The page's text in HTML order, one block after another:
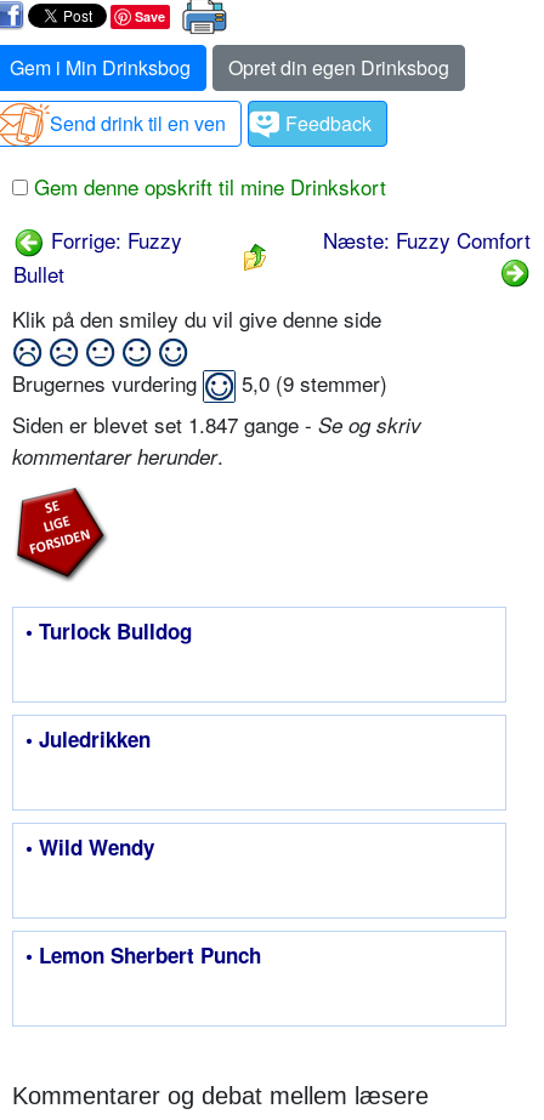
Save
Gem i Min Drinksbog
Opret din egen Drinksbog
Send drink til en ven
Feedback
Gem denne opskrift til mine Drinkskort
Forrige: Fuzzy
Bullet
Næste: Fuzzy Comfort
Klik på den smiley du vil give denne side
Brugernes vurdering 5,0 (9 stemmer)
Siden er blevet set 1.847 gange - Se og skriv
kommentarer herunder.
• Turlock Bulldog
• Juledrikken
• Wild Wendy
• Lemon Sherbert Punch
Kommentarer og debat mellem læsere